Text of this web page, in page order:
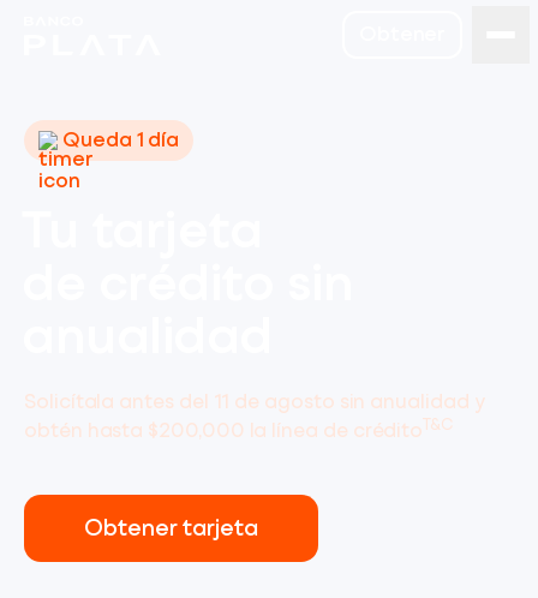
Queda 1 día
Solicítala antes del 11 de agosto sin anualidad y
obtén hasta $200,000 la línea de crédito
T&C
Obtener tarjeta